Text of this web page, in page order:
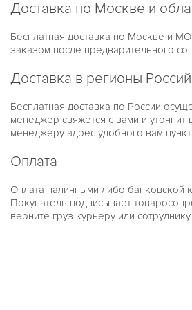
Доставка по Москве и
Бесплатная доставка по Москве и
заказом после предварительного
Доставка в регионы
Бесплатная доставка по России
менеджер свяжется с вами и
менеджеру адрес удобного вам
Оплата
Оплата наличными либо банковской
Покупатель подписывает
верните груз курьеру или